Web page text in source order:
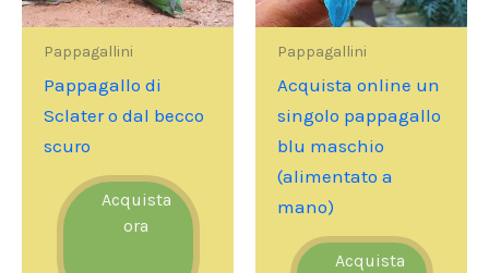
Pappagallini
Pappagallo di
Sclater o dal becco
scuro
Acquista
ora
Pappagallini
Acquista online un
singolo pappagallo
blu maschio
(alimentato a
mano)
Acquista